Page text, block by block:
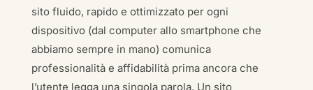
sito fluido, rapido e ottimizzato per ogni
dispositivo (dal computer allo smartphone che
abbiamo sempre in mano) comunica
professionalità e affidabilità prima ancora che
l’utente legga una singola parola. Un sito